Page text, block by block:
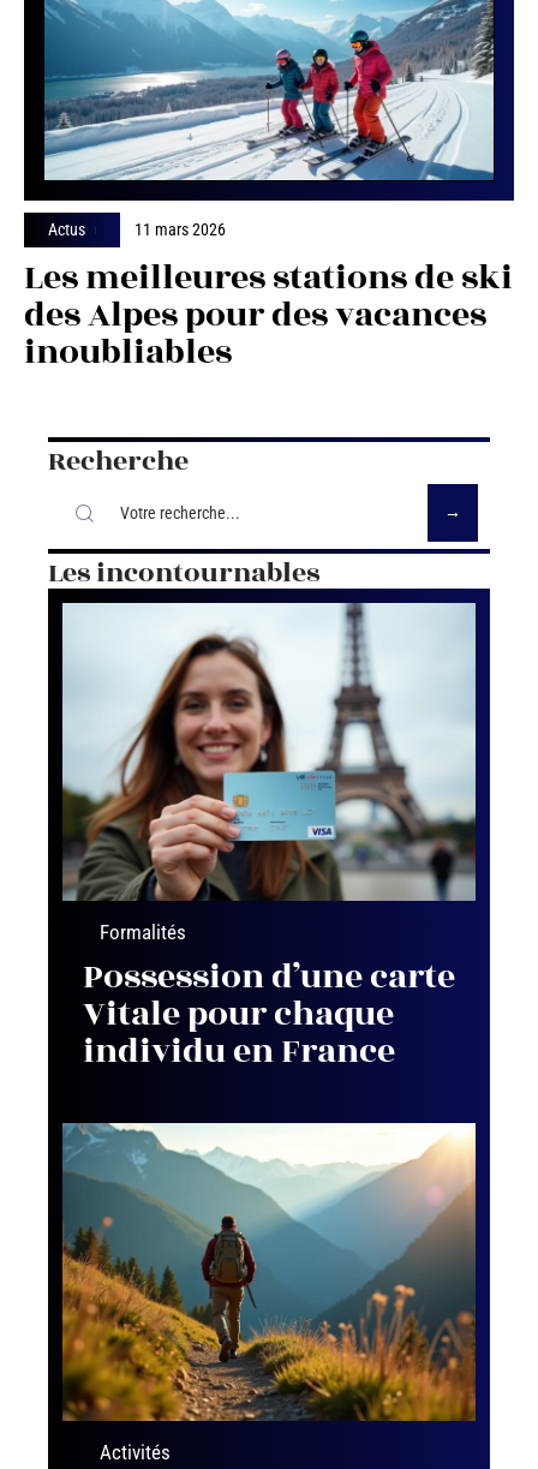
Actus 11 mars 2026
Les meilleures stations de ski
des Alpes pour des vacances
inoubliables
Recherche
Les incontournables
Formalités
Possession d’une carte
Vitale pour chaque
individu en France
Activités